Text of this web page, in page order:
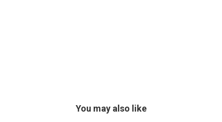
You may also like